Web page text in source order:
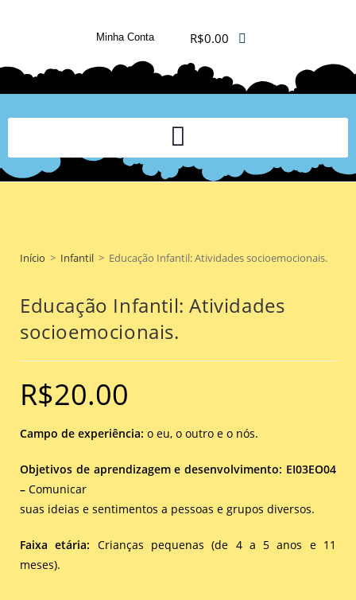
Minha Conta R$0.00
Início > Infantil > Educação Infantil: Atividades socioemocionais.
Educação Infantil: Atividades
socioemocionais.
R$20.00
Campo de experiência: o eu, o outro e o nós.
Objetivos de aprendizagem e desenvolvimento: EI03EO04
– Comunicar
suas ideias e sentimentos a pessoas e grupos diversos.
Faixa etária: Crianças pequenas (de 4 a 5 anos e 11
meses).